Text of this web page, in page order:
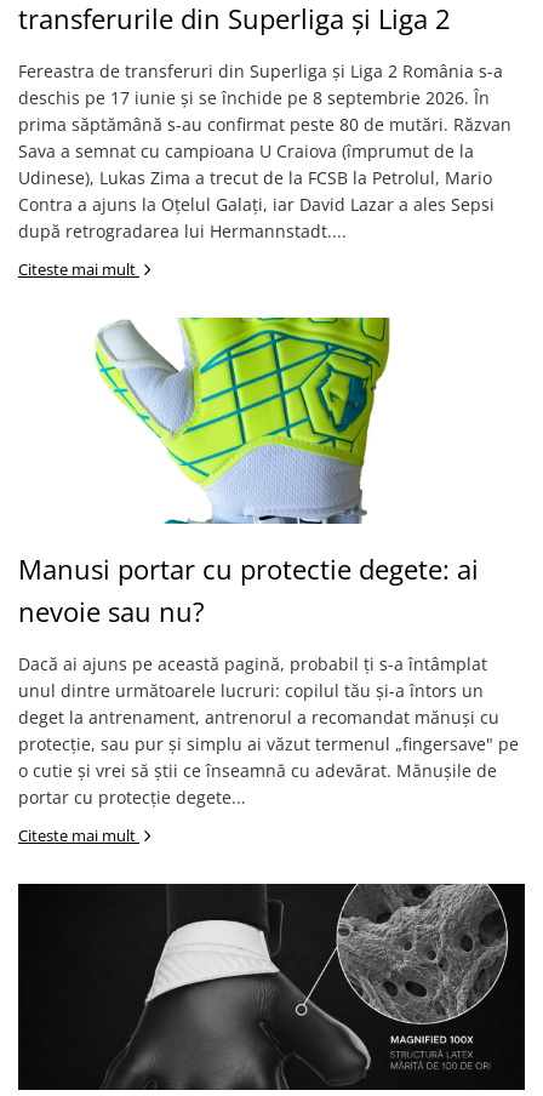
Trening
transferurile din Superliga și Liga 2
Fereastra de transferuri din Superliga și Liga 2 România s-a
deschis pe 17 iunie și se închide pe 8 septembrie 2026. În
prima săptămână s-au confirmat peste 80 de mutări. Răzvan
Sava a semnat cu campioana U Craiova (împrumut de la
Udinese), Lukas Zima a trecut de la FCSB la Petrolul, Mario
Contra a ajuns la Oțelul Galați, iar David Lazar a ales Sepsi
după retrogradarea lui Hermannstadt....
Citeste mai mult
Manusi portar cu protectie degete: ai
nevoie sau nu?
Dacă ai ajuns pe această pagină, probabil ți s-a întâmplat
unul dintre următoarele lucruri: copilul tău și-a întors un
deget la antrenament, antrenorul a recomandat mănuși cu
protecție, sau pur și simplu ai văzut termenul „fingersave" pe
o cutie și vrei să știi ce înseamnă cu adevărat. Mănușile de
portar cu protecție degete...
Citeste mai mult